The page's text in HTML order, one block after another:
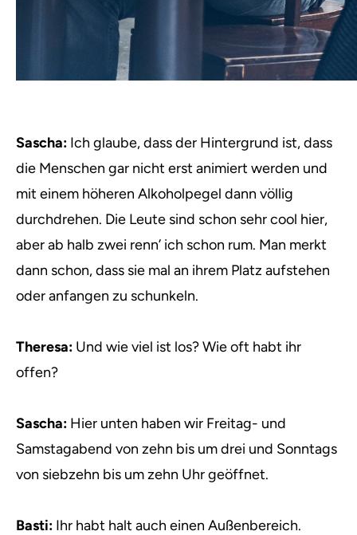
Sascha: Ich glaube, dass der Hintergrund ist, dass
die Menschen gar nicht erst animiert werden und
mit einem höheren Alkoholpegel dann völlig
durchdrehen. Die Leute sind schon sehr cool hier,
aber ab halb zwei renn’ ich schon rum. Man merkt
dann schon, dass sie mal an ihrem Platz aufstehen
oder anfangen zu schunkeln.
Theresa: Und wie viel ist los? Wie oft habt ihr
offen?
Sascha: Hier unten haben wir Freitag- und
Samstagabend von zehn bis um drei und Sonntags
von siebzehn bis um zehn Uhr geöffnet.
Basti: Ihr habt halt auch einen Außenbereich.